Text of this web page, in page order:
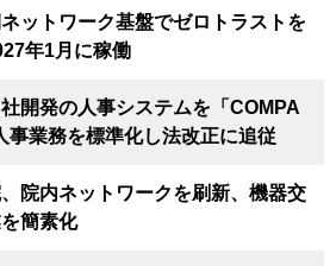
ットワーク基盤でゼロトラストを
年1月に稼働
開発の人事システムを「COMPA
事業務を標準化し法改正に追従
院内ネットワークを刷新、機器交
簡素化